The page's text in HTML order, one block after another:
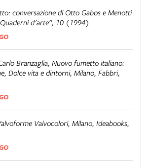
conversazione di Otto Gabos e Menotti
d'arte”, 10 (1994)
Branzaglia, Nuovo fumetto italiano:
Dolce vita e dintorni, Milano, Fabbri,
Valvocolori, Milano, Ideabooks,